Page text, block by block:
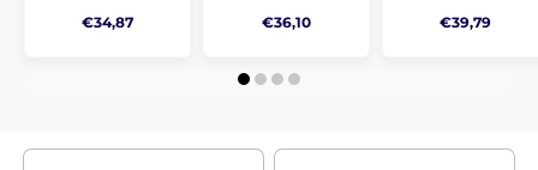
€34,87 €36,10 €39,79